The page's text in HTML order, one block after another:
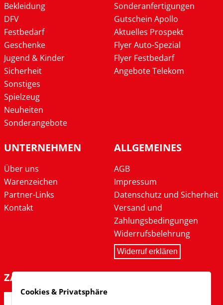
Bekleidung
DFV
Festbedarf
Geschenke
Jugend & Kinder
Sicherheit
Sonstiges
Spielzeug
Neuheiten
Sonderangebote
Sonderanfertigungen
Gutschein Apollo
Aktuelles Prospekt
Flyer Auto-Spezial
Flyer Festbedarf
Angebote Telekom
UNTERNEHMEN
Über uns
Warenzeichen
Partner-Links
Kontakt
ALLGEMEINES
AGB
Impressum
Datenschutz und Sicherheit
Versand und
Zahlungsbedingungen
Widerrufsbelehrung
Widerruf erklären
ZAHLARTEN
Cookies & Privatsphäre